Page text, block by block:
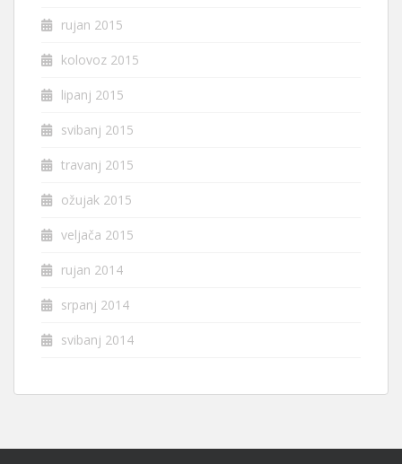
rujan 2015
kolovoz 2015
lipanj 2015
svibanj 2015
travanj 2015
ožujak 2015
veljača 2015
rujan 2014
srpanj 2014
svibanj 2014